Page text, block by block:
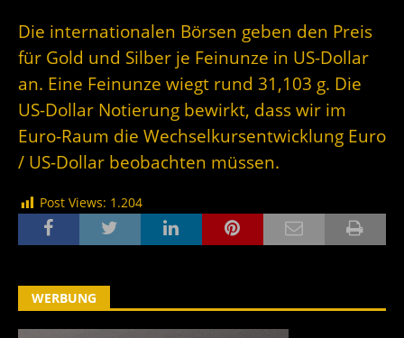
Die internationalen Börsen geben den Preis
für Gold und Silber je Feinunze in US-Dollar
an. Eine Feinunze wiegt rund 31,103 g. Die
US-Dollar Notierung bewirkt, dass wir im
Euro-Raum die Wechselkursentwicklung Euro
/ US-Dollar beobachten müssen.
Post Views: 1.204
WERBUNG